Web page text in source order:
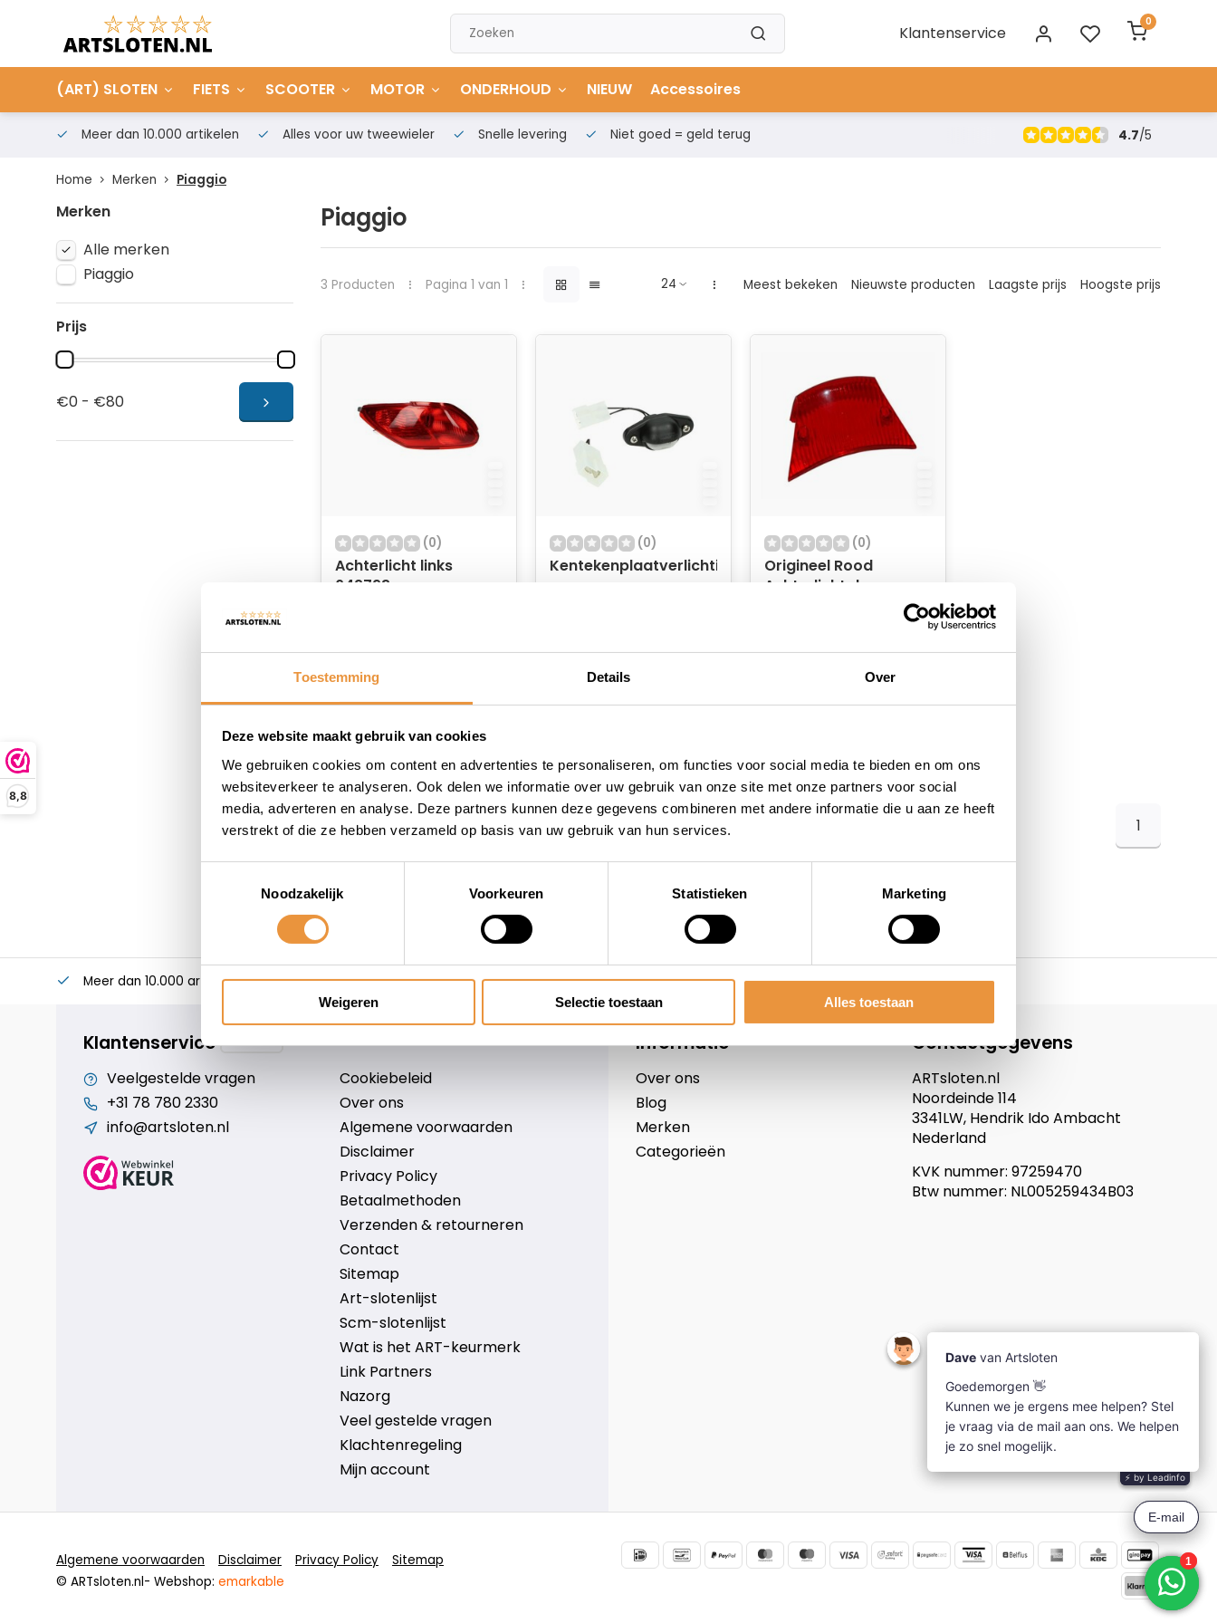
Toestemming Details Over
Deze website maakt gebruik van cookies
We gebruiken cookies om content en advertenties te personaliseren, om functies voor social media te bieden en om ons
websiteverkeer te analyseren. Ook delen we informatie over uw gebruik van onze site met onze partners voor social
media, adverteren en analyse. Deze partners kunnen deze gegevens combineren met andere informatie die u aan ze heeft
verstrekt of die ze hebben verzameld op basis van uw gebruik van hun services.
Noodzakelijk
Voorkeuren Statistieken Marketing
Weigeren Selectie toestaan Alles toestaan
8,8
Klantenservice
0
(ART) SLOTEN FIETS SCOOTER MOTOR ONDERHOUD NIEUW Accessoires
Meer dan 10.000 artikelen Alles voor uw tweewieler Snelle levering Niet goed = geld terug 4.7/5
Home Merken Piaggio
Merken
Alle merken
Piaggio
Prijs
€0 - €80
Piaggio
3 Producten Pagina 1 van 1 Meest bekeken Nieuwste producten Laagste prijs Hoogste prijs
(0)
Achterlicht links
642793
108,90
(0)
Kentekenplaatverlichting
19,95
(0)
Origineel Rood
Achterlichtglas
9,95
1
Meer dan 10.000 artikelen Alles voor uw tweewieler Snelle levering Niet goed = geld terug
Klantenservice
Veelgestelde vragen
+31 78 780 2330
info@artsloten.nl
Cookiebeleid
Over ons
Algemene voorwaarden
Disclaimer
Privacy Policy
Betaalmethoden
Verzenden & retourneren
Contact
Sitemap
Art-slotenlijst
Scm-slotenlijst
Wat is het ART-keurmerk
Link Partners
Nazorg
Veel gestelde vragen
Klachtenregeling
Mijn account
Informatie
Over ons
Blog
Merken
Categorieën
Contactgegevens
ARTsloten.nl
Noordeinde 114
3341LW, Hendrik Ido Ambacht
Nederland
KVK nummer: 97259470
Btw nummer: NL005259434B03
Algemene voorwaarden Disclaimer Privacy Policy
Sitemap
© ARTsloten.nl- Webshop: emarkable